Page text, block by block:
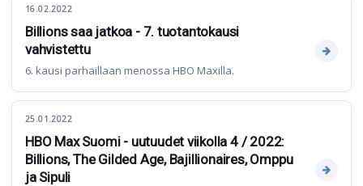
16.02.2022
Billions saa jatkoa - 7. tuotantokausi
vahvistettu
6. kausi parhaillaan menossa HBO Maxilla.
25.01.2022
HBO Max Suomi - uutuudet viikolla 4 / 2022:
Billions, The Gilded Age, Bajillionaires, Omppu
ja Sipuli